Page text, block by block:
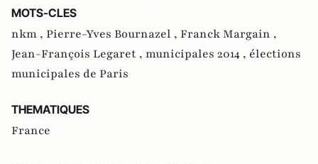
MOTS-CLES
nkm , Pierre-Yves Bournazel , Franck Margain ,
Jean-François Legaret , municipales 2014 , élections
municipales de Paris
THEMATIQUES
France